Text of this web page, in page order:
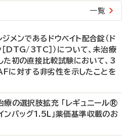
一覧
メンであるドウベイト配合錠（ド
DTG/3TC］）について、未治療
初の直接比較試験において、3
対する非劣性を示したことを
の選択肢拡充 「レギュニール®
バッグ1.5L」薬価基準収載のお